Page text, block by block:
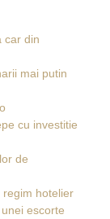
car din
mai putin
cu investitie
de
regim hotelier
escorte